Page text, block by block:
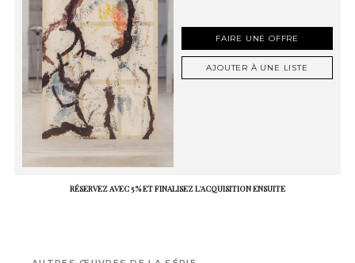
FAIRE UNE OFFRE
AJOUTER À UNE LISTE
RÉSERVEZ AVEC 5 % ET FINALISEZ L'ACQUISITION ENSUITE